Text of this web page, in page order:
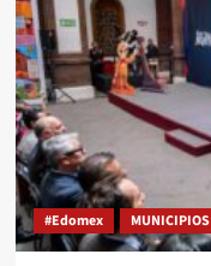
#Edomex MUNICIPIOS